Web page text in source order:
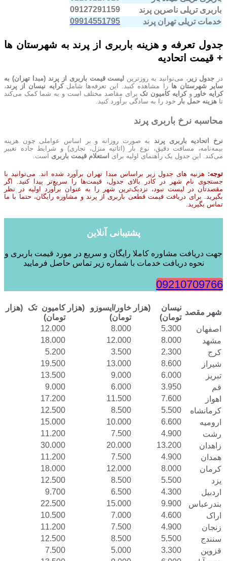
باربری تریلی ناصرین پرند
09127291159
خدمات تریلی تهران پرند
09914551795
جدول تعرفه و هزینه باربری از پرند به شهرستان ها
+ قیمت اتحادیه
در جدول زیر ، می‌توانید به روزترین لیست قیمت باربری از پرند (مبدا تهران) به
سایر شهرستان ها را مشاهده کنید. این تعرفه‌ها شاملکرایه نیسان از پرند،
کرایه خاور وکرایه کامیون تک برای مقاصد مختلف است و به شما کمک می‌کند
تا هزینه حمل بار خود را به سادگی برآورد کنید.
محاسبه نرخ باربری پرند
نرخ اتحادیه باربری پرند به صورت روزانه و بر اساس عواملی چون هزینه
بیمه‌نامه، مسافت دقیق، نوع بار (اثاثیه منزل، تجاری) و شرایط جاده تغییر
می‌کند. این جدول یک راهنمای اولیه برای استعلام قیمت باربری است.
توجه: هزنیه های جدول زیر براساس مبدا تهران برآورد شده اند. می‌توانید با
جستجوی نام شهر در کادر بالای جدول، قیمت‌ها را سریع‌تر پیدا کنید. اگر
مقصدتان در لیست نبود، نزدیک‌ترین شهر را به عنوان برآورد اولیه در نظر
بگیرید. برای دریافت قیمت قطعی باربری از پرند و مشاوره رایگان، حتما با ما
تماس بگیرید.
پشتیبانی آنلاین
جهت دریافت مشاوره کاملا رایگان و سریع در مورد قیمت باربری و
نحوه دریافت خدمات با شماره زیر تماس حاصل فرمایید
09210709766
شهر مقصد
نیسان (هزار
تومان)
خاور/ایسوزو (هزار
تومان)
کامیون تک (هزار
تومان)
اصفهان
5.300
8.000
12.000
مشهد
8.000
12.000
18.000
کرج
2.300
3.500
5.200
شیراز
8.600
13.000
19.500
تبریز
6.000
9.000
13.500
قم
3.950
6.000
9.000
اهواز
7.600
11.500
17.200
کرمانشاه
5.500
8.500
12.500
ارومیه
6.600
10.000
15.000
رشت
4.900
7.500
11.200
زاهدان
13.200
20.000
30.000
همدان
4.900
7.500
11.200
کرمان
8.000
12.000
18.000
یزد
5.500
8.500
12.500
اردبیل
4.300
6.500
9.700
بندرعباس
9.900
15.000
22.500
اراک
4.600
7.000
10.500
زنجان
4.900
7.500
11.200
سنندج
5.500
8.500
12.500
قزوین
3.300
5.000
7.500